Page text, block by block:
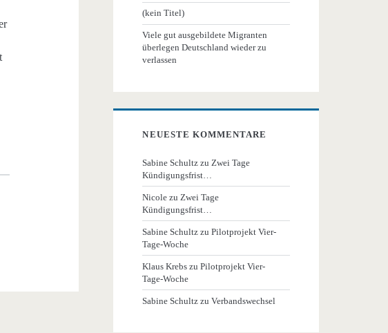
(kein Titel)
Viele gut ausgebildete Migranten
überlegen Deutschland wieder zu
verlassen
NEUESTE KOMMENTARE
Sabine Schultz zu Zwei Tage
Kündigungsfrist…
Nicole zu Zwei Tage
Kündigungsfrist…
Sabine Schultz zuPilotprojekt Vier-
Tage-Woche
Klaus Krebs zuPilotprojekt Vier-
Tage-Woche
Sabine Schultz zuVerbandswechsel